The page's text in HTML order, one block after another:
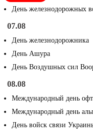
День железнодорожных
07.08
День железнодорожника
День Ашура
День Воздушных сил
08.08
Международный день
Международный день
День войск связи